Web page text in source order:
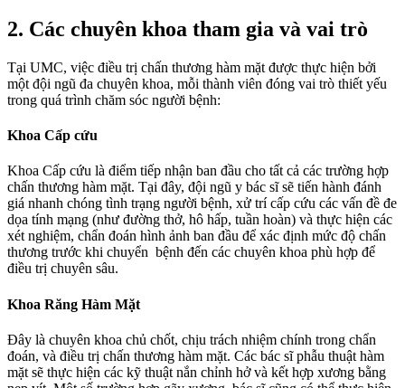
2. Các chuyên khoa tham gia và vai trò
Tại UMC, việc điều trị chấn thương hàm mặt được thực hiện bởi
một đội ngũ đa chuyên khoa, mỗi thành viên đóng vai trò thiết yếu
trong quá trình chăm sóc người bệnh:
Khoa Cấp cứu
Khoa Cấp cứu là điểm tiếp nhận ban đầu cho tất cả các trường hợp
chấn thương hàm mặt. Tại đây, đội ngũ y bác sĩ sẽ tiến hành đánh
giá nhanh chóng tình trạng người bệnh, xử trí cấp cứu các vấn đề đe
dọa tính mạng (như đường thở, hô hấp, tuần hoàn) và thực hiện các
xét nghiệm, chẩn đoán hình ảnh ban đầu để xác định mức độ chấn
thương trước khi chuyển bệnh đến các chuyên khoa phù hợp để
điều trị chuyên sâu.
Khoa Răng Hàm Mặt
Đây là chuyên khoa chủ chốt, chịu trách nhiệm chính trong chẩn
đoán, và điều trị chấn thương hàm mặt. Các bác sĩ phẫu thuật hàm
mặt sẽ thực hiện các kỹ thuật nắn chỉnh hở và kết hợp xương bằng